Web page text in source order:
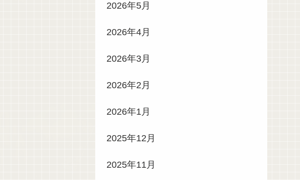
2026年5月
2026年4月
2026年3月
2026年2月
2026年1月
2025年12月
2025年11月